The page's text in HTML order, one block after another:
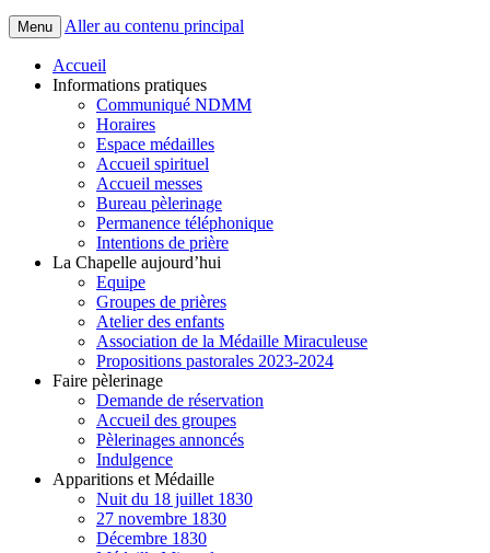
Menu Aller au contenu principal
Accueil
Informations pratiques
Communiqué NDMM
Horaires
Espace médailles
Accueil spirituel
Accueil messes
Bureau pèlerinage
Permanence téléphonique
Intentions de prière
La Chapelle aujourd’hui
Equipe
Groupes de prières
Atelier des enfants
Association de la Médaille Miraculeuse
Propositions pastorales 2023-2024
Faire pèlerinage
Demande de réservation
Accueil des groupes
Pèlerinages annoncés
Indulgence
Apparitions et Médaille
Nuit du 18 juillet 1830
27 novembre 1830
Décembre 1830